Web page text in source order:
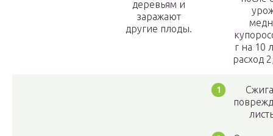
деревьям и
заражают
другие плоды.
г на 10
расход